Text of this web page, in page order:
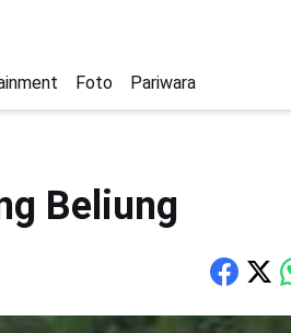
Foto Pariwara
Beliung